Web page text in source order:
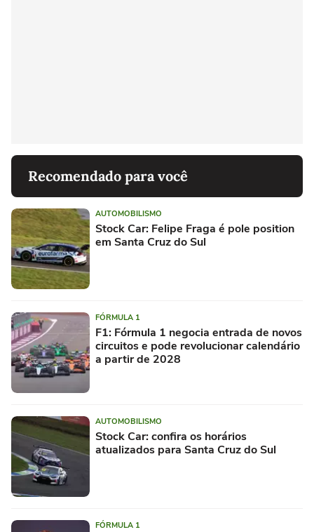
Recomendado para você
AUTOMOBILISMO
Stock Car: Felipe Fraga é pole position
em Santa Cruz do Sul
FÓRMULA 1
F1: Fórmula 1 negocia entrada de novos
circuitos e pode revolucionar calendário
a partir de 2028
AUTOMOBILISMO
Stock Car: confira os horários
atualizados para Santa Cruz do Sul
FÓRMULA 1